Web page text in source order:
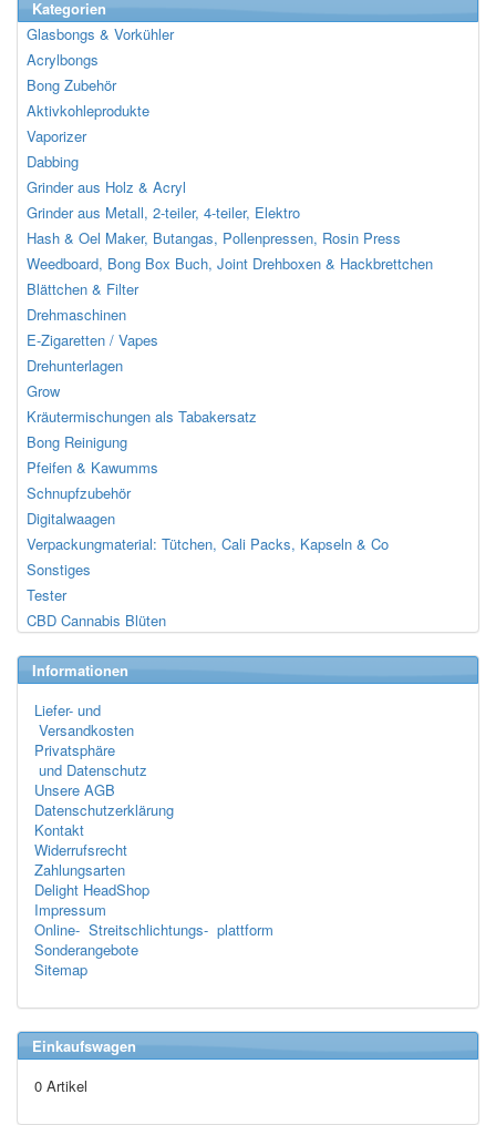
Kategorien
Glasbongs & Vorkühler
Acrylbongs
Bong Zubehör
Aktivkohleprodukte
Vaporizer
Dabbing
Grinder aus Holz & Acryl
Grinder aus Metall, 2-teiler, 4-teiler, Elektro
Hash & Oel Maker, Butangas, Pollenpressen, Rosin Press
Weedboard, Bong Box Buch, Joint Drehboxen & Hackbrettchen
Blättchen & Filter
Drehmaschinen
E-Zigaretten / Vapes
Drehunterlagen
Grow
Kräutermischungen als Tabakersatz
Bong Reinigung
Pfeifen & Kawumms
Schnupfzubehör
Digitalwaagen
Verpackungmaterial: Tütchen, Cali Packs, Kapseln & Co
Sonstiges
Tester
CBD Cannabis Blüten
Informationen
Liefer- und
Versandkosten
Privatsphäre
und Datenschutz
Unsere AGB
Datenschutzerklärung
Kontakt
Widerrufsrecht
Zahlungsarten
Delight HeadShop
Impressum
Online- Streitschlichtungs- plattform
Sonderangebote
Sitemap
Einkaufswagen
0 Artikel